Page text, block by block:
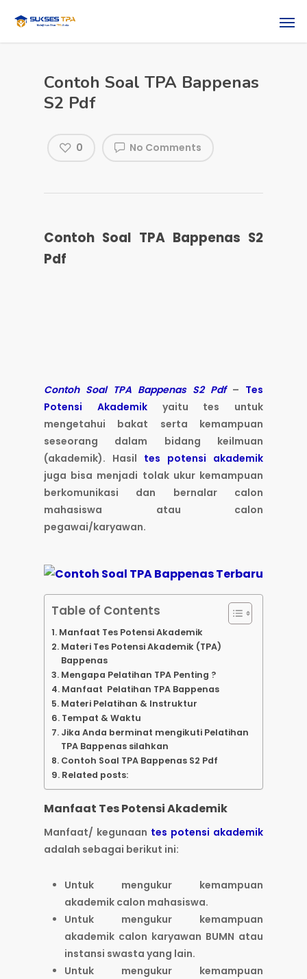
Contoh Soal TPA Bappenas
S2 Pdf
No Comments
0
Contoh Soal TPA Bappenas S2
Pdf
Contoh Soal TPA Bappenas S2 Pdf– Tes
Potensi Akademikyaitu tes untuk
mengetahui bakat serta kemampuan
seseorang dalam bidang keilmuan
(akademik). Hasil tes potensi akademik
juga bisa menjadi tolak ukur kemampuan
berkomunikasi dan bernalar calon
mahasiswa atau calon
pegawai/karyawan.
Table of Contents
Manfaat Tes Potensi Akademik
Materi Tes Potensi Akademik (TPA)
Bappenas
Mengapa Pelatihan TPA Penting ?
Manfaat Pelatihan TPA Bappenas
Materi Pelatihan & Instruktur
Tempat & Waktu
Jika Anda berminat mengikuti Pelatihan
TPA Bappenas silahkan
Contoh Soal TPA Bappenas S2 Pdf
Related posts:
Manfaat Tes Potensi Akademik
Manfaat/ kegunaan tes potensi akademik
adalah sebagai berikut ini:
Untuk mengukur kemampuan
akademik calon mahasiswa.
Untuk mengukur kemampuan
akademik calon karyawan BUMN atau
instansi swasta yang lain.
Untuk mengukur kemampuan